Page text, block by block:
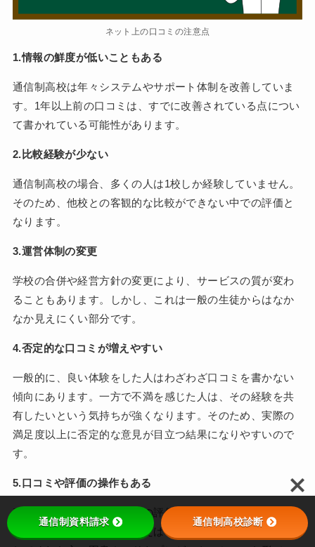
ネット上の口コミの注意点
1.情報の鮮度が低いこともある
通信制高校は年々システムやサポート体制を改善していま
す。1年以上前の口コミは、すでに改善されている点につい
て書かれている可能性があります。
2.比較経験が少ない
通信制高校の場合、多くの人は1校しか経験していません。
そのため、他校との客観的な比較ができない中での評価と
なります。
3.運営体制の変更
学校の合併や経営方針の変更により、サービスの質が変わ
ることもあります。しかし、これは一般の生徒からはなか
なか見えにくい部分です。
4.否定的な口コミが増えやすい
一般的に、良い体験をした人はわざわざ口コミを書かない
傾向にあります。一方で不満を感じた人は、その経験を共
有したいという気持ちが強くなります。そのため、実際の
満足度以上に否定的な意見が目立つ結果になりやすいので
す。
5.口コミや評価の操作もある
残念ながら、口コミサイトの評価は様々な形で操作されて
いる可能性があります。例えば「オープンスクールに参加
通信制資料請求 通信制高校診断